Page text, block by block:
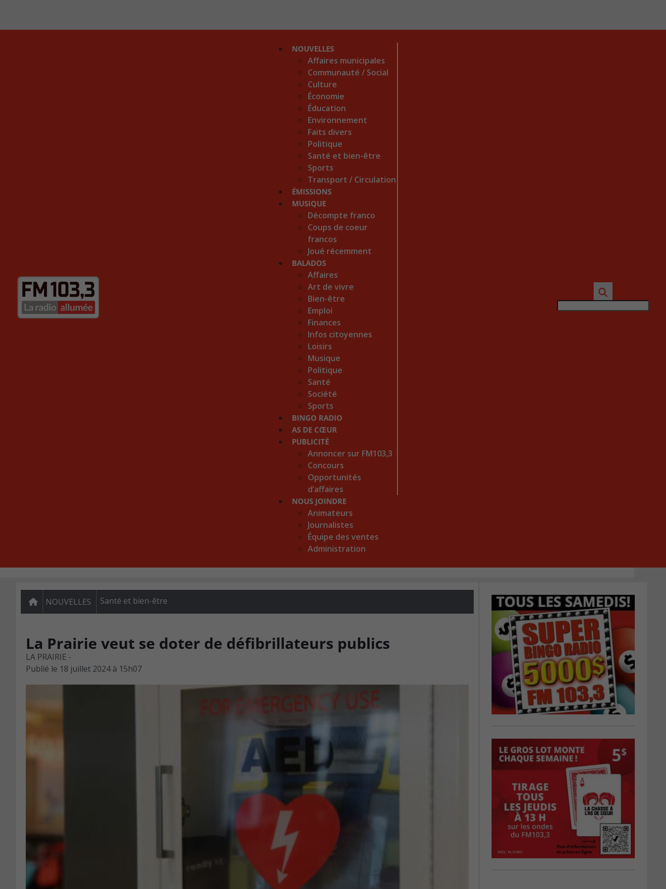
NOUVELLES
Affaires municipales
Communauté / Social
Culture
Économie
Éducation
Environnement
Faits divers
Politique
Santé et bien-être
Sports
Transport / Circulation
ÉMISSIONS
MUSIQUE
Décompte franco
Coups de coeur
francos
Joué récemment
BALADOS
Affaires
Art de vivre
Bien-être
Emploi
Finances
Infos citoyennes
Loisirs
Musique
Politique
Santé
Société
Sports
BINGO RADIO
AS DE CŒUR
PUBLICITÉ
Annoncer sur FM103,3
Concours
Opportunités
d’affaires
NOUS JOINDRE
Animateurs
Journalistes
Équipe des ventes
Administration
NOUVELLES Santé et bien-être
La Prairie veut se doter de défibrillateurs publics
LA PRAIRIE -
Publié le 18 juillet 2024 à 15h07